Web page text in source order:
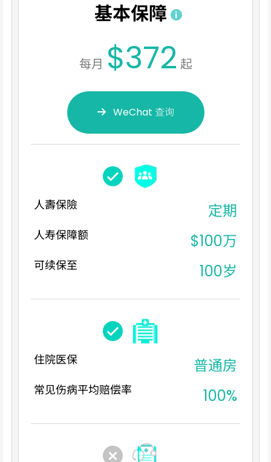
基本保障
每月 $372 起
WeChat 查询
人壽保險 定期
人寿保障额 $100万
可续保至 100岁
住院医保 普通房
常见伤病平均赔偿率 100%